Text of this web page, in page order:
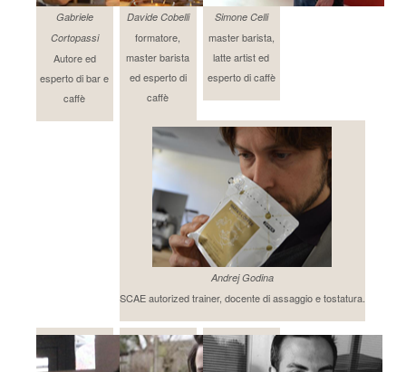
Gabriele
Cortopassi
Autore ed
esperto di bar e
caffè
Davide Cobelli
formatore,
master barista
ed esperto di
caffè
Simone Celli
master barista,
latte artist ed
esperto di caffè
Andrej Godina
SCAE autorized trainer, docente di assaggio e tostatura.